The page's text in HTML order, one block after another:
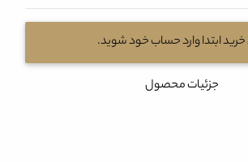
خرید ابتدا وارد حساب خود شوید.
جزئیات محصول